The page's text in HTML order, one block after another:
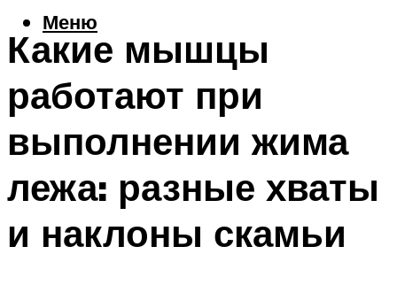
Меню
Какие мышцы
работают при
выполнении жима
лежа: разные хваты
и наклоны скамьи